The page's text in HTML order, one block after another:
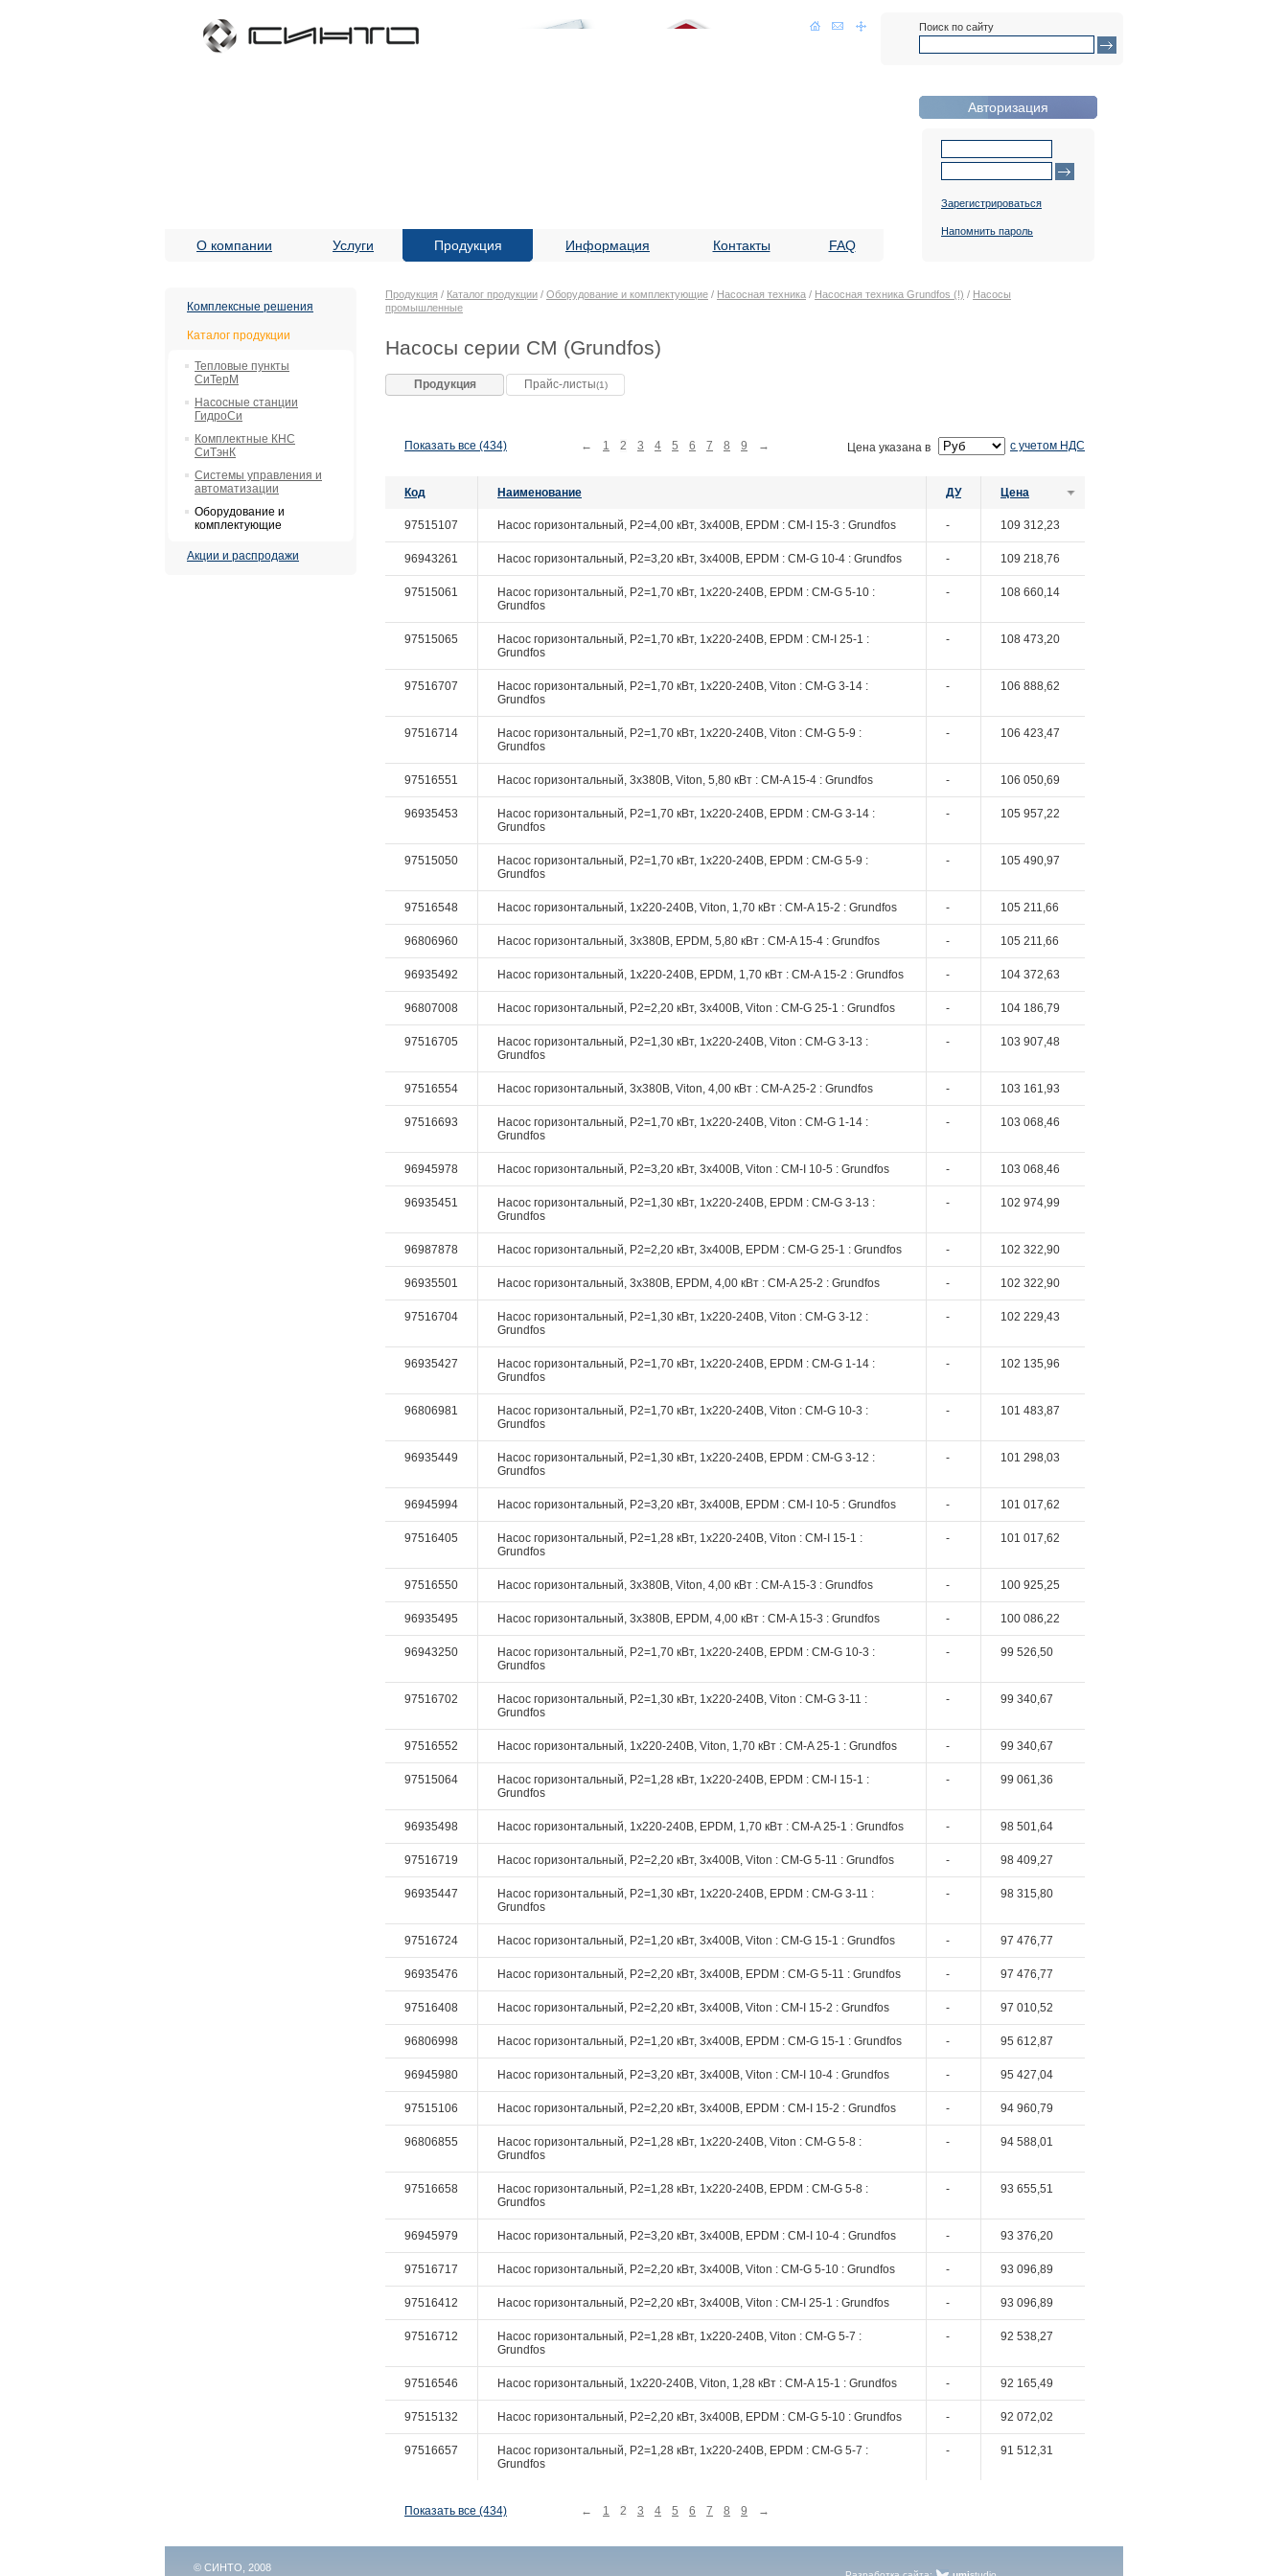
Поиск по сайту
О компании Услуги Продукция Информация Контакты FAQ
Авторизация
Зарегистрироваться
Напомнить пароль
Комплексные решения
Каталог продукции
Тепловые пункты
СиТерМ
Насосные станции
ГидроСи
Комплектные КНС
СиТэнК
Системы управления и
автоматизации
Оборудование и
комплектующие
Акции и распродажи
Продукция / Каталог продукции / Оборудование и комплектующие / Насосная техника / Насосная техника Grundfos (!) / Насосы
промышленные
Насосы серии CM (Grundfos)
Продукция Прайс-листы(1)
Показать все (434) с учетом НДС
Цена указана в
← 1 2 3 4 5 6 7 8 9 →
Код Наименование ДУ Цена
97515107 Насос горизонтальный, P2=4,00 кВт, 3х400В, EPDM : CM-I 15-3 : Grundfos - 109 312,23
96943261 Насос горизонтальный, P2=3,20 кВт, 3х400В, EPDM : CM-G 10-4 : Grundfos - 109 218,76
97515061
Насос горизонтальный, P2=1,70 кВт, 1х220-240В, EPDM : CM-G 5-10 :
Grundfos
- 108 660,14
97515065
Насос горизонтальный, P2=1,70 кВт, 1х220-240В, EPDM : CM-I 25-1 :
Grundfos
- 108 473,20
97516707
Насос горизонтальный, P2=1,70 кВт, 1х220-240В, Viton : CM-G 3-14 :
Grundfos
- 106 888,62
97516714
Насос горизонтальный, P2=1,70 кВт, 1х220-240В, Viton : CM-G 5-9 :
Grundfos
- 106 423,47
97516551 Насос горизонтальный, 3х380В, Viton, 5,80 кВт : CM-A 15-4 : Grundfos - 106 050,69
96935453
Насос горизонтальный, P2=1,70 кВт, 1х220-240В, EPDM : CM-G 3-14 :
Grundfos
- 105 957,22
97515050
Насос горизонтальный, P2=1,70 кВт, 1х220-240В, EPDM : CM-G 5-9 :
Grundfos
- 105 490,97
97516548 Насос горизонтальный, 1х220-240В, Viton, 1,70 кВт : CM-A 15-2 : Grundfos - 105 211,66
96806960 Насос горизонтальный, 3х380В, EPDM, 5,80 кВт : CM-A 15-4 : Grundfos - 105 211,66
96935492 Насос горизонтальный, 1х220-240В, EPDM, 1,70 кВт : CM-A 15-2 : Grundfos - 104 372,63
96807008 Насос горизонтальный, P2=2,20 кВт, 3х400В, Viton : CM-G 25-1 : Grundfos - 104 186,79
97516705
Насос горизонтальный, P2=1,30 кВт, 1х220-240В, Viton : CM-G 3-13 :
Grundfos
- 103 907,48
97516554 Насос горизонтальный, 3х380В, Viton, 4,00 кВт : CM-A 25-2 : Grundfos - 103 161,93
97516693
Насос горизонтальный, P2=1,70 кВт, 1х220-240В, Viton : CM-G 1-14 :
Grundfos
- 103 068,46
96945978 Насос горизонтальный, P2=3,20 кВт, 3х400В, Viton : CM-I 10-5 : Grundfos - 103 068,46
96935451
Насос горизонтальный, P2=1,30 кВт, 1х220-240В, EPDM : CM-G 3-13 :
Grundfos
- 102 974,99
96987878 Насос горизонтальный, P2=2,20 кВт, 3х400В, EPDM : CM-G 25-1 : Grundfos - 102 322,90
96935501 Насос горизонтальный, 3х380В, EPDM, 4,00 кВт : CM-A 25-2 : Grundfos - 102 322,90
97516704
Насос горизонтальный, P2=1,30 кВт, 1х220-240В, Viton : CM-G 3-12 :
Grundfos
- 102 229,43
96935427
Насос горизонтальный, P2=1,70 кВт, 1х220-240В, EPDM : CM-G 1-14 :
Grundfos
- 102 135,96
96806981
Насос горизонтальный, P2=1,70 кВт, 1х220-240В, Viton : CM-G 10-3 :
Grundfos
- 101 483,87
96935449
Насос горизонтальный, P2=1,30 кВт, 1х220-240В, EPDM : CM-G 3-12 :
Grundfos
- 101 298,03
96945994 Насос горизонтальный, P2=3,20 кВт, 3х400В, EPDM : CM-I 10-5 : Grundfos - 101 017,62
97516405
Насос горизонтальный, P2=1,28 кВт, 1х220-240В, Viton : CM-I 15-1 :
Grundfos
- 101 017,62
97516550 Насос горизонтальный, 3х380В, Viton, 4,00 кВт : CM-A 15-3 : Grundfos - 100 925,25
96935495 Насос горизонтальный, 3х380В, EPDM, 4,00 кВт : CM-A 15-3 : Grundfos - 100 086,22
96943250
Насос горизонтальный, P2=1,70 кВт, 1х220-240В, EPDM : CM-G 10-3 :
Grundfos
- 99 526,50
97516702
Насос горизонтальный, P2=1,30 кВт, 1х220-240В, Viton : CM-G 3-11 :
Grundfos
- 99 340,67
97516552 Насос горизонтальный, 1х220-240В, Viton, 1,70 кВт : CM-A 25-1 : Grundfos - 99 340,67
97515064
Насос горизонтальный, P2=1,28 кВт, 1х220-240В, EPDM : CM-I 15-1 :
Grundfos
- 99 061,36
96935498 Насос горизонтальный, 1х220-240В, EPDM, 1,70 кВт : CM-A 25-1 : Grundfos - 98 501,64
97516719 Насос горизонтальный, P2=2,20 кВт, 3х400В, Viton : CM-G 5-11 : Grundfos - 98 409,27
96935447
Насос горизонтальный, P2=1,30 кВт, 1х220-240В, EPDM : CM-G 3-11 :
Grundfos
- 98 315,80
97516724 Насос горизонтальный, P2=1,20 кВт, 3х400В, Viton : CM-G 15-1 : Grundfos - 97 476,77
96935476 Насос горизонтальный, P2=2,20 кВт, 3х400В, EPDM : CM-G 5-11 : Grundfos - 97 476,77
97516408 Насос горизонтальный, P2=2,20 кВт, 3х400В, Viton : CM-I 15-2 : Grundfos - 97 010,52
96806998 Насос горизонтальный, P2=1,20 кВт, 3х400В, EPDM : CM-G 15-1 : Grundfos - 95 612,87
96945980 Насос горизонтальный, P2=3,20 кВт, 3х400В, Viton : CM-I 10-4 : Grundfos - 95 427,04
97515106 Насос горизонтальный, P2=2,20 кВт, 3х400В, EPDM : CM-I 15-2 : Grundfos - 94 960,79
96806855
Насос горизонтальный, P2=1,28 кВт, 1х220-240В, Viton : CM-G 5-8 :
Grundfos
- 94 588,01
97516658
Насос горизонтальный, P2=1,28 кВт, 1х220-240В, EPDM : CM-G 5-8 :
Grundfos
- 93 655,51
96945979 Насос горизонтальный, P2=3,20 кВт, 3х400В, EPDM : CM-I 10-4 : Grundfos - 93 376,20
97516717 Насос горизонтальный, P2=2,20 кВт, 3х400В, Viton : CM-G 5-10 : Grundfos - 93 096,89
97516412 Насос горизонтальный, P2=2,20 кВт, 3х400В, Viton : CM-I 25-1 : Grundfos - 93 096,89
97516712
Насос горизонтальный, P2=1,28 кВт, 1х220-240В, Viton : CM-G 5-7 :
Grundfos
- 92 538,27
97516546 Насос горизонтальный, 1х220-240В, Viton, 1,28 кВт : CM-A 15-1 : Grundfos - 92 165,49
97515132 Насос горизонтальный, P2=2,20 кВт, 3х400В, EPDM : CM-G 5-10 : Grundfos - 92 072,02
97516657
Насос горизонтальный, P2=1,28 кВт, 1х220-240В, EPDM : CM-G 5-7 :
Grundfos
- 91 512,31
Показать все (434) ← 1 2 3 4 5 6 7 8 9 →
© СИНТО, 2008